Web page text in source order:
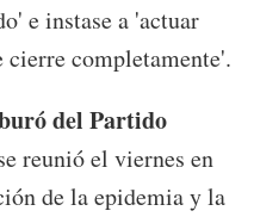
e instase a 'actuar
cierre completamente'.
del Partido
reunió el viernes en
de la epidemia y la